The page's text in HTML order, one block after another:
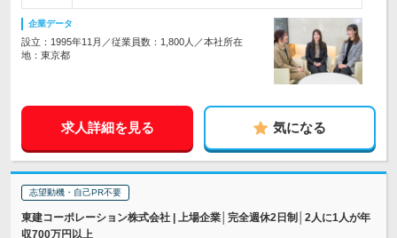
企業データ
設立：1995年11月／従業員数：1,800人／本社所在
地：東京都
求人詳細を見る 気になる
志望動機・自己PR不要
東建コーポレーション株式会社 | 上場企業│完全週休2日制│2人に1人が年
収700万円以上